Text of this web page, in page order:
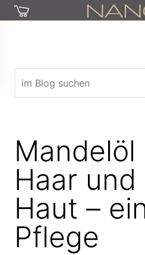
Haar und
Haut –
Pflege